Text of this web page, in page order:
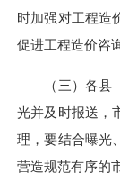
时加强对工程造
促进工程造价咨
（三）各县（
光并及时报送，
理，要结合曝光
营造规范有序的